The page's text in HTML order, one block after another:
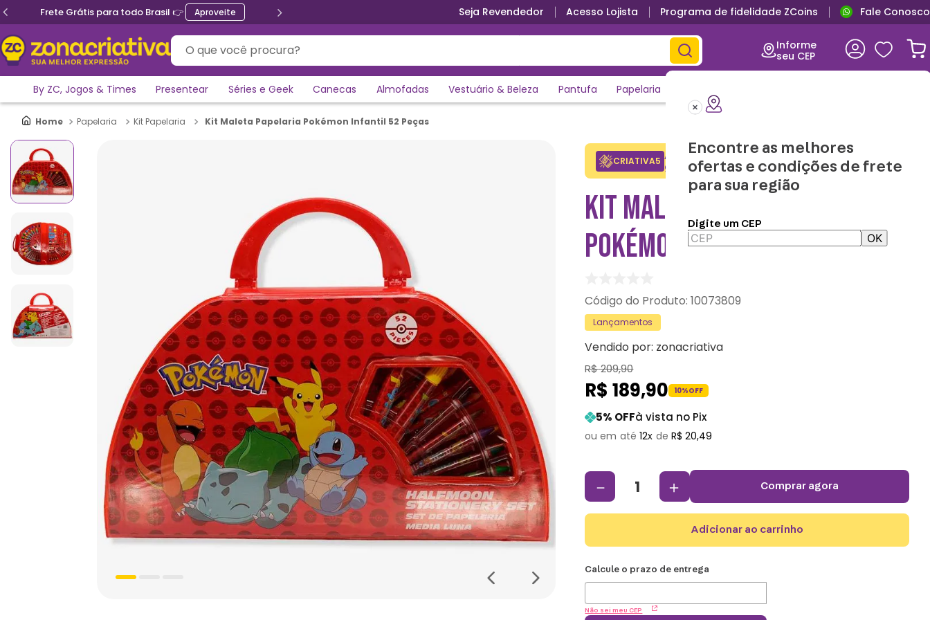
Frete Grátis para todo Brasil 👉 Aproveite Seja Revendedor Acesso Lojista Programa de fidelidade ZCoins Fale Conosco
O que você procura?
Informe
seu CEP
Encontre as melhores
ofertas e condições de frete
para sua região
Digite um CEP
OK
By ZC, Jogos & Times Presentear Séries e Geek Canecas Almofadas Vestuário & Beleza Pantufa Papelaria
Papelaria Kit Papelaria Kit Maleta Papelaria Pokémon Infantil 52 Peças
CRIATIVA5 Adicione o cupom no carrinho e
ganhe desconto na 1a compra.
Copiar
KIT MALETA PAPELARIA
POKÉMON INFANTIL 52 PEÇAS
:10073809
Lançamentos
Vendido por: zonacriativa
R$209,90
R$ 189,90 10%OFF
5% OFFà vista no Pix
12 R$ 20,49
＋
－ comprar agora
adicionar ao carrinho
Não sei meu CEP